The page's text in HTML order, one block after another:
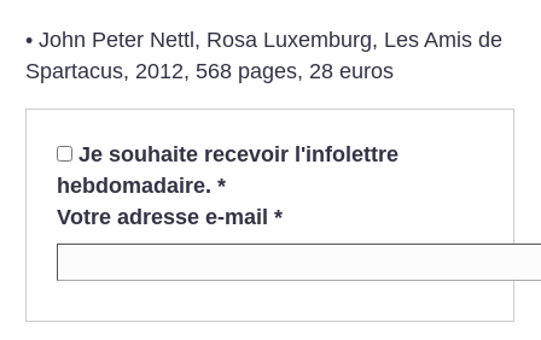
• John Peter Nettl, Rosa Luxemburg, Les Amis de
Spartacus, 2012, 568 pages, 28 euros
Je souhaite recevoir l'infolettre
hebdomadaire. *
Votre adresse e-mail *